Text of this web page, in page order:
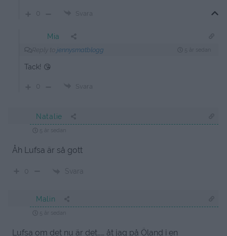
0 Svara
Mia
jennysmatblogg
Tack! 😘
0 Svara
Natalie
Åh Lufsa är så gott
0 Svara
Malin
Lufsa om det nu är det…… åt jag på Öland i en